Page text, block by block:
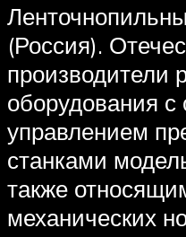
(Россия).
производители
оборудования
управлением
станками
также
механических